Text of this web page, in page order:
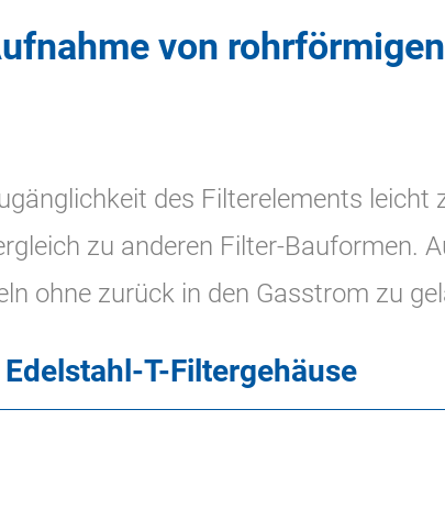
von
des Filterelements leicht
zu anderen Filter-Bauformen.
ohne zurück in den Gasstrom zu
Edelstahl-T-Filtergehäuse